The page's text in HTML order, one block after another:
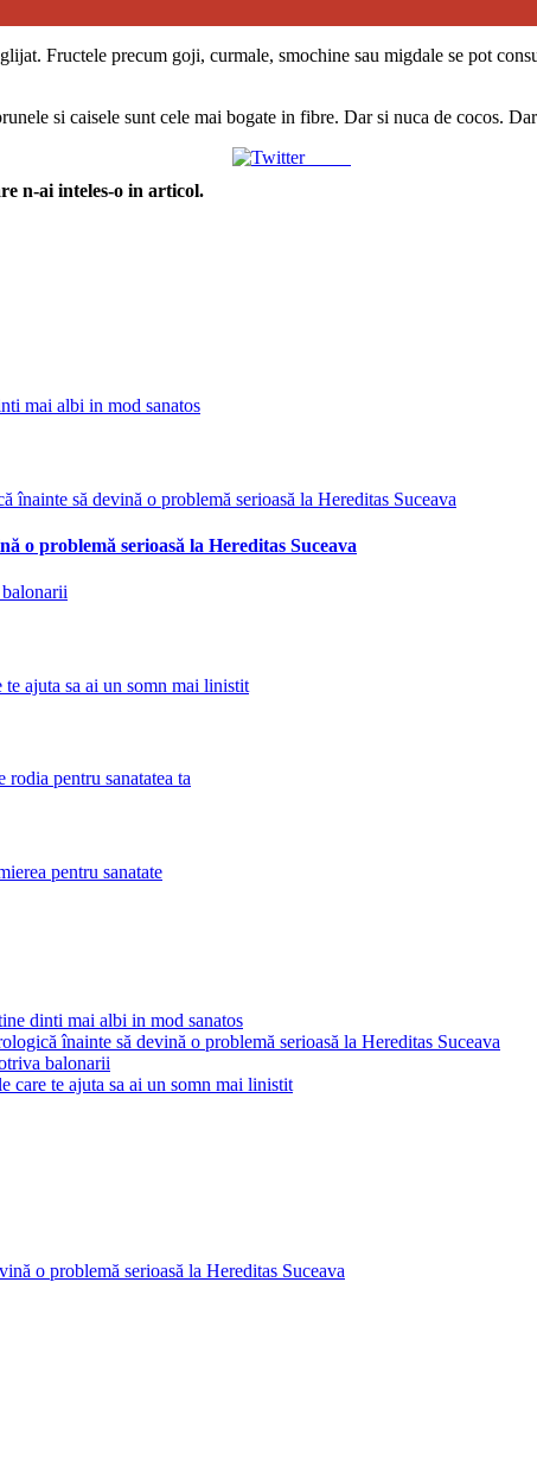
Fructele precum goji, curmale, smochine sau migdale se pot
si caisele sunt cele mai bogate in fibre. Dar si nuca de cocos.
Tweet
n-ai inteles-o in articol.
mai albi in mod sanatos
înainte să devină o problemă serioasă la Hereditas Suceava
o problemă serioasă la Hereditas Suceava
te ajuta sa ai un somn mai linistit
rodia pentru sanatatea ta
pentru sanatate
dinti mai albi in mod sanatos
înainte să devină o problemă serioasă la Hereditas Suceava
balonarii
care te ajuta sa ai un somn mai linistit
o problemă serioasă la Hereditas Suceava